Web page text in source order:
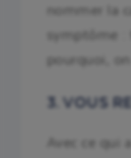
nommer la
symptôme :
pourquoi, on
3. VOUS
Avec ce